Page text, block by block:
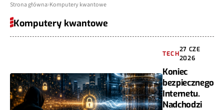
Strona główna Komputery kwantowe
Komputery kwantowe
TECH
27 CZE
2026
Koniec
bezpiecznego
Internetu.
Nadchodzi